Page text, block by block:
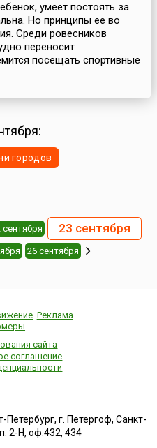
умеет постоять за
Но принципы ее во
Среди ровесников
переносит
посещать спортивные
городов
сентября 23 сентября
26 сентября
Реклама
сайта
соглашение
г. Петергоф, Санкт-
2-Н, оф.432, 434